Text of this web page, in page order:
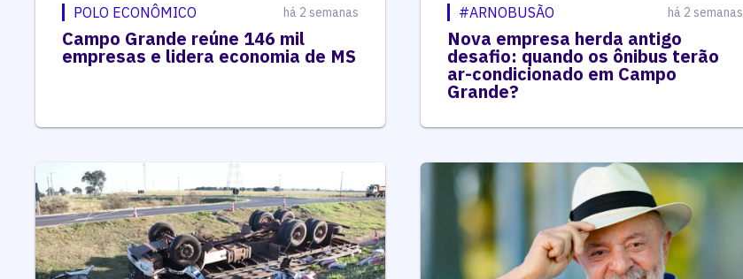
POLO ECONÔMICO há 2 semanas
Campo Grande reúne 146 mil
empresas e lidera economia de MS
#ARNOBUSÃO há 2 semanas
Nova empresa herda antigo
desafio: quando os ônibus terão
ar-condicionado em Campo
Grande?